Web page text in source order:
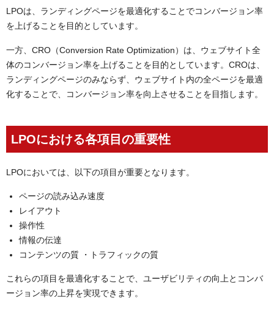
LPOは、ランディングページを最適化することでコンバージョン率
を上げることを目的としています。
一方、CRO（Conversion Rate Optimization）は、ウェブサイト全
体のコンバージョン率を上げることを目的としています。CROは、
ランディングページのみならず、ウェブサイト内の全ページを最適
化することで、コンバージョン率を向上させることを目指します。
LPOにおける各項目の重要性
LPOにおいては、以下の項目が重要となります。
ページの読み込み速度
レイアウト
操作性
情報の伝達
コンテンツの質 ・トラフィックの質
これらの項目を最適化することで、ユーザビリティの向上とコンバ
ージョン率の上昇を実現できます。